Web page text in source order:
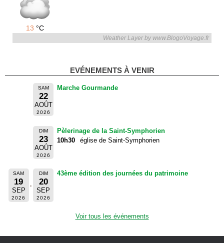
13 °C
Weather Layer by www.BlogoVoyage.fr
EVÉNEMENTS À VENIR
SAM
22
AOÛT
2026
Marche Gourmande
DIM
23
AOÛT
2026
Pèlerinage de la Saint-Symphorien
10h30
église de Saint-Symphorien
SAM
19
SEP
2026
DIM
20
SEP
2026
43ème édition des journées du patrimoine
Voir tous les événements